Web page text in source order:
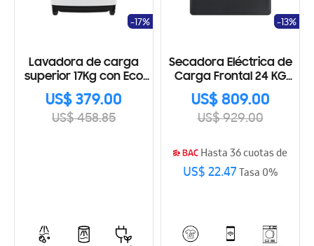
Lavadora de carga
superior 17Kg con Eco
Bubble™
US$ 379.00
US$ 458.85
-17%
Secadora Eléctrica de
Carga Frontal 24 KG
DVE24DG8000VAP
US$ 809.00
US$ 929.00
-13%
Hasta 36 cuotas de
US$ 22.47Tasa 0%